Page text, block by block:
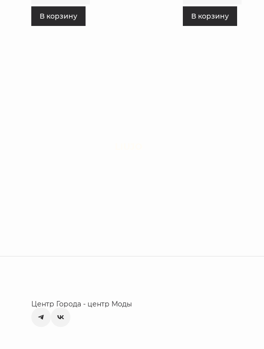
В корзину В корзину
Центр Города - центр Моды